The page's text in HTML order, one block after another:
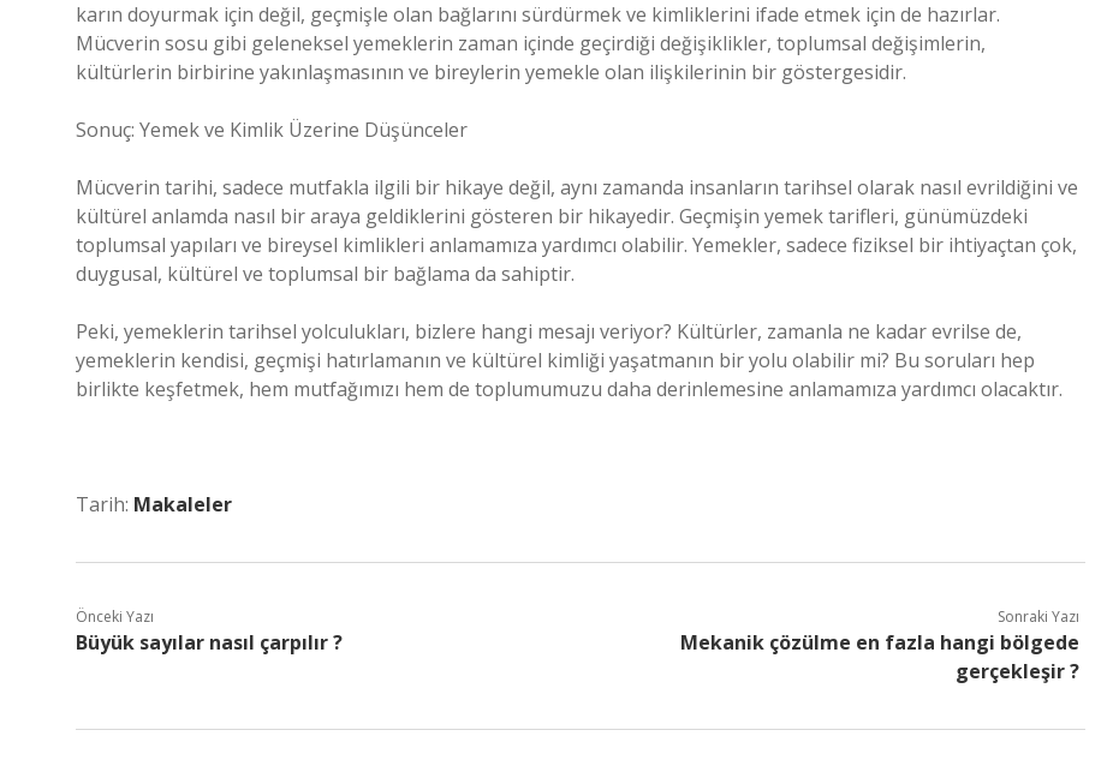
karın doyurmak için değil, geçmişle olan bağlarını sürdürmek ve kimliklerini ifade etmek için de hazırlar.
Mücverin sosu gibi geleneksel yemeklerin zaman içinde geçirdiği değişiklikler, toplumsal değişimlerin,
kültürlerin birbirine yakınlaşmasının ve bireylerin yemekle olan ilişkilerinin bir göstergesidir.
Sonuç: Yemek ve Kimlik Üzerine Düşünceler
Mücverin tarihi, sadece mutfakla ilgili bir hikaye değil, aynı zamanda insanların tarihsel olarak nasıl evrildiğini ve
kültürel anlamda nasıl bir araya geldiklerini gösteren bir hikayedir. Geçmişin yemek tarifleri, günümüzdeki
toplumsal yapıları ve bireysel kimlikleri anlamamıza yardımcı olabilir. Yemekler, sadece fiziksel bir ihtiyaçtan çok,
duygusal, kültürel ve toplumsal bir bağlama da sahiptir.
Peki, yemeklerin tarihsel yolculukları, bizlere hangi mesajı veriyor? Kültürler, zamanla ne kadar evrilse de,
yemeklerin kendisi, geçmişi hatırlamanın ve kültürel kimliği yaşatmanın bir yolu olabilir mi? Bu soruları hep
birlikte keşfetmek, hem mutfağımızı hem de toplumumuzu daha derinlemesine anlamamıza yardımcı olacaktır.
Tarih: Makaleler
Önceki Yazı
Büyük sayılar nasıl çarpılır ?
Sonraki Yazı
Mekanik çözülme en fazla hangi bölgede
gerçekleşir ?